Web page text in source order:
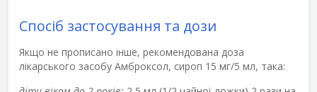
Спосіб застосування та дози
Якщо не прописано інше, рекомендована доза
лікарського засобу Амброксол, сироп 15 мг/5 мл, така: